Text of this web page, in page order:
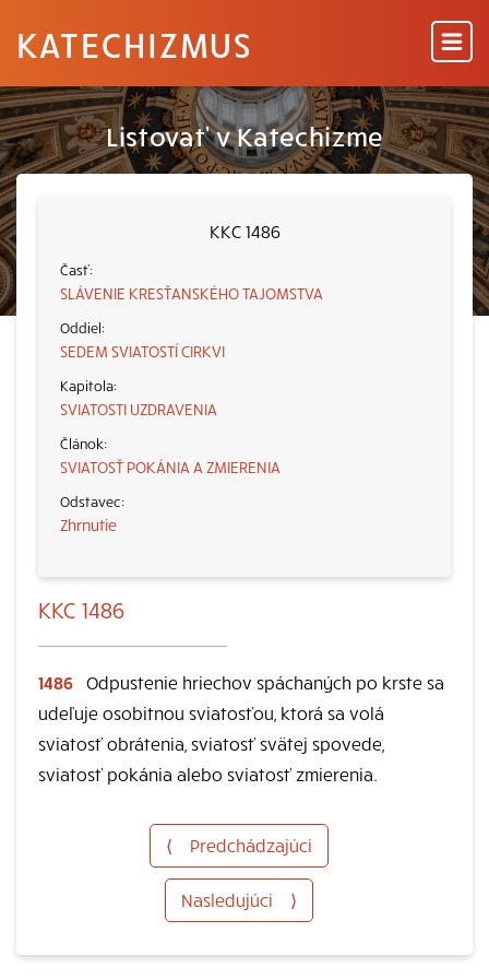
KATECHIZMUS
Listovať v Katechizme
KKC 1486
SLÁVENIE KRESŤANSKÉHO TAJOMSTVA
SEDEM SVIATOSTÍ CIRKVI
SVIATOSTI UZDRAVENIA
SVIATOSŤ POKÁNIA A ZMIERENIA
Zhrnutie
KKC 1486
1486 Odpustenie hriechov spáchaných po krste sa
udeľuje osobitnou sviatosťou, ktorá sa volá
sviatosť obrátenia, sviatosť svätej spovede,
sviatosť pokánia alebo sviatosť zmierenia.
⟨ Predchádzajúci
Nasledujúci ⟩